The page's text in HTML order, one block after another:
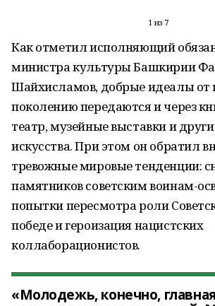
1 из 7
Как отметил исполняющий
министра культуры Башкирии
Шайхисламов, добрые идеалы от
поколению передаются и через
театр, музейные выставки и
искусства. При этом он обратил
тревожные мировые тенденции:
памятников советским воинам-
попытки пересмотра роли
победе и героизация нацистских
коллаборационистов.
«Молодежь, конечно,